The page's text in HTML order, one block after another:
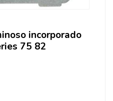
incorporado
75 82